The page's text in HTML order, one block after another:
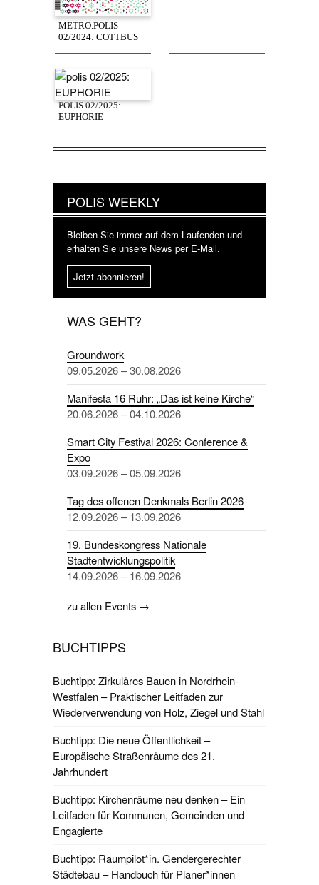
METRO.POLIS
02/2024: COTTBUS
POLIS 02/2025:
EUPHORIE
POLIS WEEKLY
Bleiben Sie immer auf dem Laufenden und
erhalten Sie unsere News per E-Mail.
Jetzt abonnieren!
WAS GEHT?
Groundwork
09.05.2026 – 30.08.2026
Manifesta 16 Ruhr: „Das ist keine Kirche“
20.06.2026 – 04.10.2026
Smart City Festival 2026: Conference &
Expo
03.09.2026 – 05.09.2026
Tag des offenen Denkmals Berlin 2026
12.09.2026 – 13.09.2026
19. Bundeskongress Nationale
Stadtentwicklungspolitik
14.09.2026 – 16.09.2026
zu allen Events →
BUCHTIPPS
Buchtipp: Zirkuläres Bauen in Nordrhein-
Westfalen – Praktischer Leitfaden zur
Wiederverwendung von Holz, Ziegel und Stahl
Buchtipp: Die neue Öffentlichkeit –
Europäische Straßenräume des 21.
Jahrhundert
Buchtipp: Kirchenräume neu denken – Ein
Leitfaden für Kommunen, Gemeinden und
Engagierte
Buchtipp: Raumpilot*in. Gendergerechter
Städtebau – Handbuch für Planer*innen